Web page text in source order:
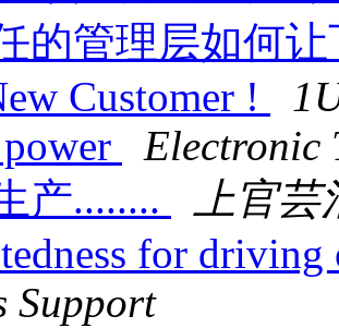
的管理层如何
Customer !
Electronic
产........
上官芸
for
Support